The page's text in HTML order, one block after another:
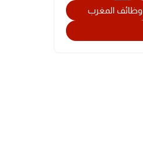
وظائف المغرب